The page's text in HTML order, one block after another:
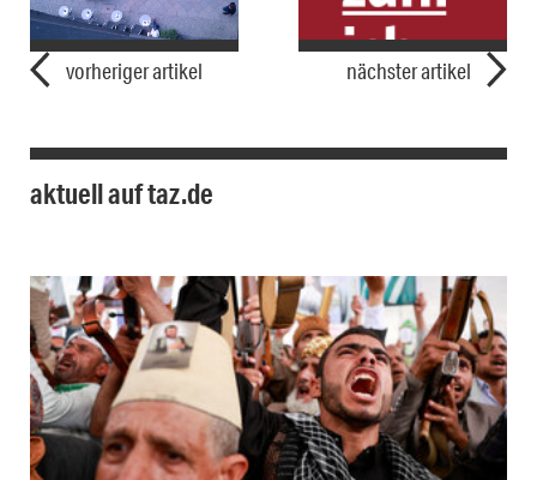
vorheriger artikel nächster artikel
aktuell auf taz.de